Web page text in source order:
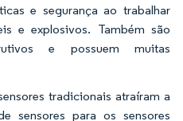
e segurança ao trabalhar
e explosivos. Também são
e possuem muitas
tradicionais atraíram a
sensores para os sensores